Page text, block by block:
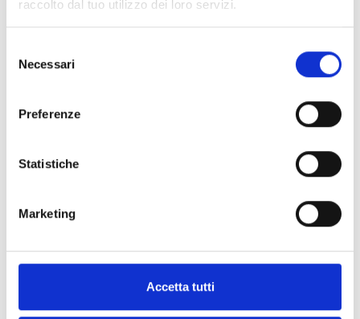
raccolto dal tuo utilizzo dei loro servizi.
delNecessari
Preferenze
Statistiche
Marketing
Accetta tutti
Paranocche rigido
microfiber e-touch
Polpastrelli Connect in pelle
Tessuto rivestito in PU (poliuretano)
Loghi riflettenti laminati sulle dita
Logo laminato riflettente sul dorso